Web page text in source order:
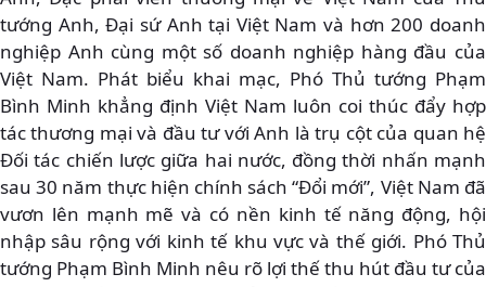
tướng Anh, Đại sứ Anh tại Việt Nam và hơn 200 doanh
nghiệp Anh cùng một số doanh nghiệp hàng đầu của
Việt Nam. Phát biểu khai mạc, Phó Thủ tướng Phạm
Bình Minh khẳng định Việt Nam luôn coi thúc đẩy hợp
tác thương mại và đầu tư với Anh là trụ cột của quan hệ
Đối tác chiến lược giữa hai nước, đồng thời nhấn mạnh
sau 30 năm thực hiện chính sách “Đổi mới”, Việt Nam đã
vươn lên mạnh mẽ và có nền kinh tế năng động, hội
nhập sâu rộng với kinh tế khu vực và thế giới. Phó Thủ
tướng Phạm Bình Minh nêu rõ lợi thế thu hút đầu tư của